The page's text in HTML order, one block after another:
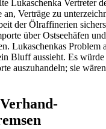
Lukaschenka Vertreter
an, Verträge zu
der Ölraf­fi­nerien
über Ostsee­häfen
Lukaschenkas Problem
Bluff aussieht. Es würde
auszu­handeln; sie